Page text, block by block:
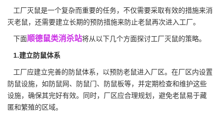
工厂灭鼠是一个复杂而重要的任务，不仅需要采取有效的措施来消
灭老鼠，还需要建立长期的预防措施来防止老鼠再次进入工厂。
下面顺德鼠类消杀站将从以下几个方面探讨工厂灭鼠的策略。
1.建立防鼠体系
工厂应建立完善的防鼠体系，以预防老鼠进入厂区。在厂区内设置
防鼠设施，如防鼠网、防鼠门、防鼠板等，并定期检查和维护这些
设施，确保其完好有效。同时，厂区应合理规划， 避免老鼠易于藏
匿和繁殖的区域。